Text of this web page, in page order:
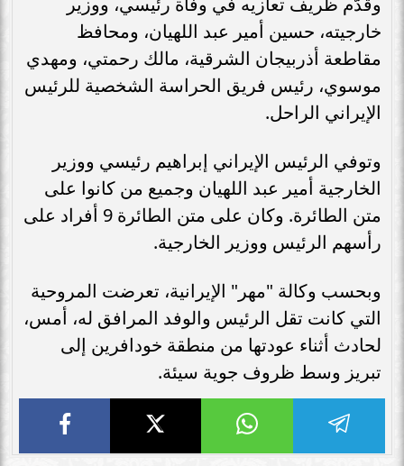
خارجيته، حسين أمير عبد اللهيان، ومحافظ
مقاطعة أذربيجان الشرقية، مالك رحمتي، ومهدي
موسوي، رئيس فريق الحراسة الشخصية للرئيس
الإيراني الراحل.
وتوفي الرئيس الإيراني إبراهيم رئيسي ووزير
الخارجية أمير عبد اللهيان وجميع من كانوا على
متن الطائرة. وكان على متن الطائرة 9 أفراد على
رأسهم الرئيس ووزير الخارجية.
وبحسب وكالة "مهر" الإيرانية، تعرضت المروحية
التي كانت تقل الرئيس والوفد المرافق له، أمس،
لحادث أثناء عودتها من منطقة خودافرين إلى
تبريز وسط ظروف جوية سيئة.